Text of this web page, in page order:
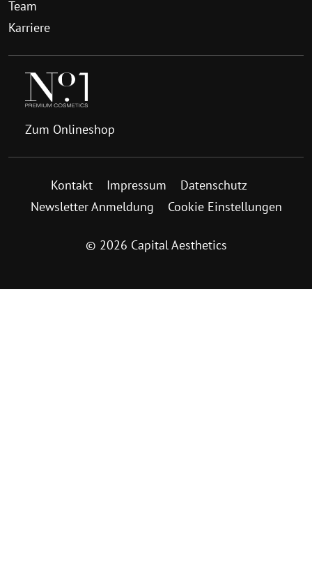
Team
Karriere
© 2026 Capital Aesthetics
Kontakt Impressum
Datenschutz
Newsletter Anmeldung
Cookie Einstellungen
Zum Onlineshop